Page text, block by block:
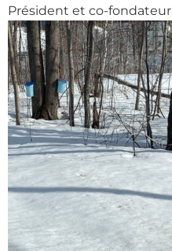
Président et co-fondateur